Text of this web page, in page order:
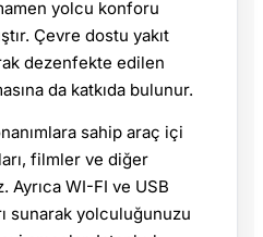
yolcu konforu
Çevre dostu yakıt
dezenfekte edilen
da katkıda bulunur.
sahip araç içi
filmler ve diğer
WI-FI ve USB
sunarak yolculuğunuzu